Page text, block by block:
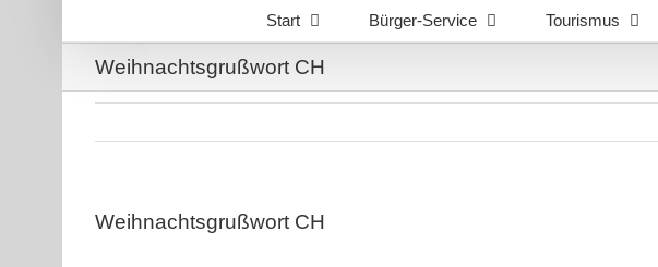
Start Bürger-Service Tourismus
Weihnachtsgrußwort CH
Weihnachtsgrußwort CH